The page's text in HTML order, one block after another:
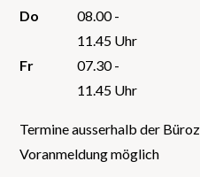
Do
08.00 -
11.45 Uhr
Fr
07.30 -
11.45 Uhr
Termine ausserhalb der
Voranmeldung möglich